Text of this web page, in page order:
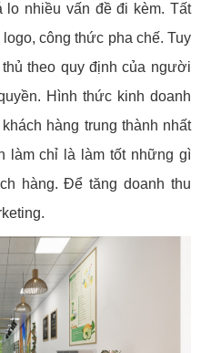
lo nhiều vấn đề đi kèm. Tất
công thức pha chế. Tuy
theo quy định của người
Hình thức kinh doanh
hàng trung thành nhất
làm chỉ là làm tốt những gì
hàng. Để tăng doanh thu